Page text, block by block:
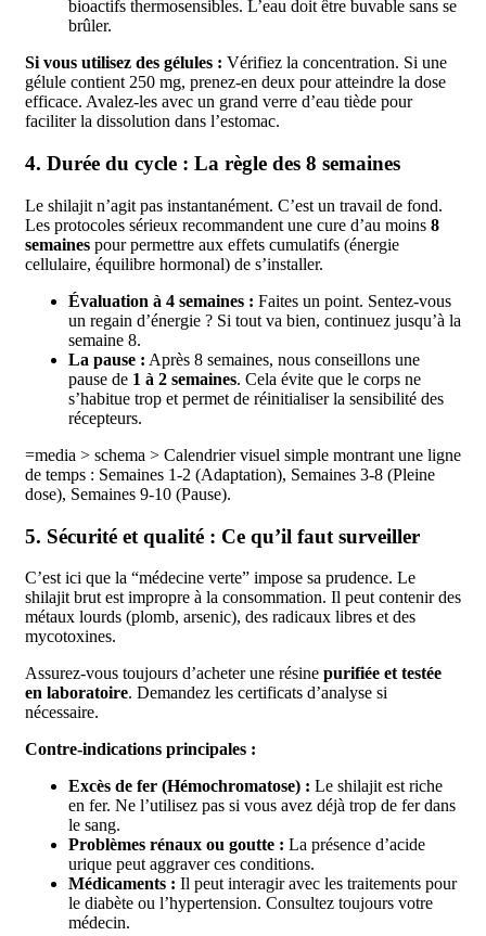
bioactifs thermosensibles. L’eau doit être buvable sans se
brûler.
Si vous utilisez des gélules : Vérifiez la concentration. Si une
gélule contient 250 mg, prenez-en deux pour atteindre la dose
efficace. Avalez-les avec un grand verre d’eau tiède pour
faciliter la dissolution dans l’estomac.
4. Durée du cycle : La règle des 8 semaines
Le shilajit n’agit pas instantanément. C’est un travail de fond.
Les protocoles sérieux recommandent une cure d’au moins 8
semaines pour permettre aux effets cumulatifs (énergie
cellulaire, équilibre hormonal) de s’installer.
Évaluation à 4 semaines : Faites un point. Sentez-vous
un regain d’énergie ? Si tout va bien, continuez jusqu’à la
semaine 8.
La pause : Après 8 semaines, nous conseillons une
pause de 1 à 2 semaines. Cela évite que le corps ne
s’habitue trop et permet de réinitialiser la sensibilité des
récepteurs.
=media > schema > Calendrier visuel simple montrant une ligne
de temps : Semaines 1-2 (Adaptation), Semaines 3-8 (Pleine
dose), Semaines 9-10 (Pause).
5. Sécurité et qualité : Ce qu’il faut surveiller
C’est ici que la “médecine verte” impose sa prudence. Le
shilajit brut est impropre à la consommation. Il peut contenir des
métaux lourds (plomb, arsenic), des radicaux libres et des
mycotoxines.
Assurez-vous toujours d’acheter une résine purifiée et testée
en laboratoire. Demandez les certificats d’analyse si
nécessaire.
Contre-indications principales :
Excès de fer (Hémochromatose) : Le shilajit est riche
en fer. Ne l’utilisez pas si vous avez déjà trop de fer dans
le sang.
Problèmes rénaux ou goutte : La présence d’acide
urique peut aggraver ces conditions.
Médicaments : Il peut interagir avec les traitements pour
le diabète ou l’hypertension. Consultez toujours votre
médecin.